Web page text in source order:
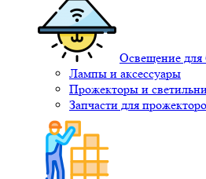
Освещение для
Лампы и аксессуары
Прожекторы и
Запчасти для